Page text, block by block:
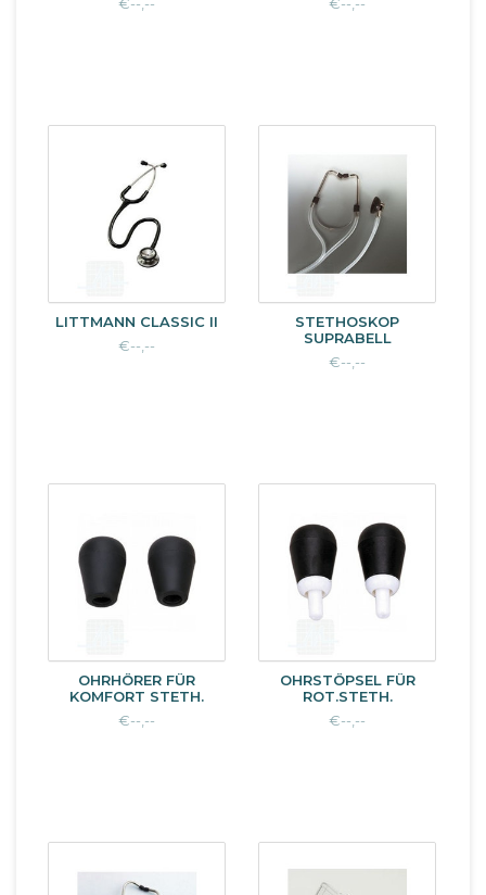
LITTMANN CLASSIC II
€--,--
STETHOSKOP
SUPRABELL
€--,--
OHRHÖRER FÜR
KOMFORT STETH.
€--,--
OHRSTÖPSEL FÜR
ROT.STETH.
€--,--